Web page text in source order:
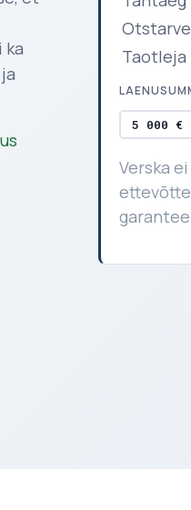
ka
Otstarve
Taotleja
5 000 €
Verska